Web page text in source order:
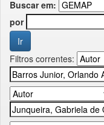
Buscar em:
por
Filtros correntes: